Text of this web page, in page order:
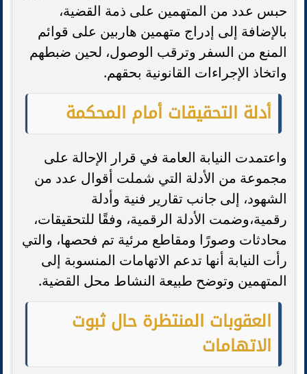
حبس عدد من المتهمين على ذمة القضية،
بالإضافة إلى إدراج متهمين هاربين على قوائم
المنع من السفر وترقب الوصول، لحين ضبطهم
واتخاذ الإجراءات القانونية بحقهم.
أدلة التحقيقات أمام المحكمة
واعتمدت النيابة العامة في قرار الإحالة على
مجموعة من الأدلة التي شملت أقوال عدد من
الشهود، إلى جانب تقارير فنية وأدلة
رقمية،وضمت الأدلة الرقمية، وفقًا للتحقيقات،
محادثات وصورًا ومقاطع مرئية تم فحصها، والتي
رأت النيابة أنها تدعم الاتهامات المنسوبة إلى
المتهمين وتوضح طبيعة النشاط محل القضية.
العقوبات المنتظرة حال ثبوت
الاتهامات